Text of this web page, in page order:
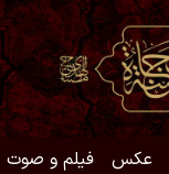
عکس فیلم و صوت